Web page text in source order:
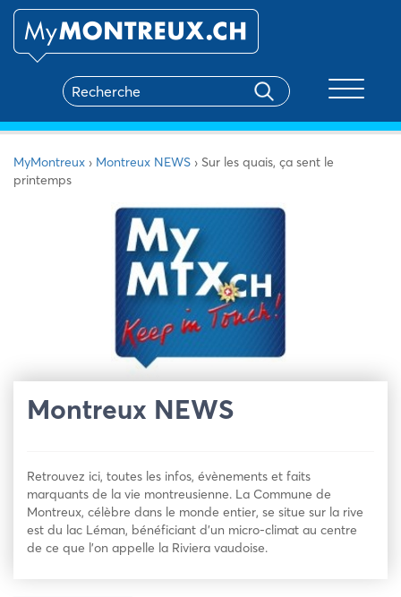
MyMontreux › Montreux NEWS › Sur les quais, ça sent le
printemps
Montreux NEWS
Retrouvez ici, toutes les infos, évènements et faits
marquants de la vie montreusienne. La Commune de
Montreux, célèbre dans le monde entier, se situe sur la rive
est du lac Léman, bénéficiant d’un micro-climat au centre
de ce que l’on appelle la Riviera vaudoise.